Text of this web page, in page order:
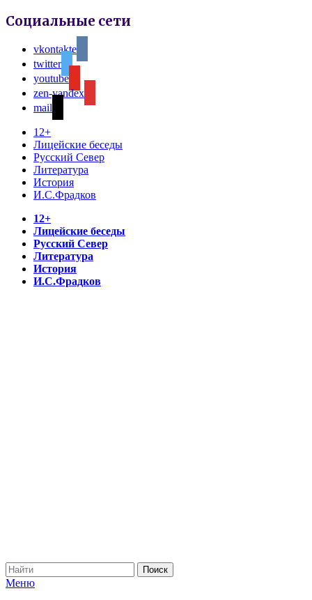
Социальные сети
vkontakte
twitter
youtube
zen-yandex
mail
12+
Лицейские беседы
Русский Север
Литература
История
И.С.Фрадков
12+
Лицейские беседы
Русский Север
Литература
История
И.С.Фрадков
Меню